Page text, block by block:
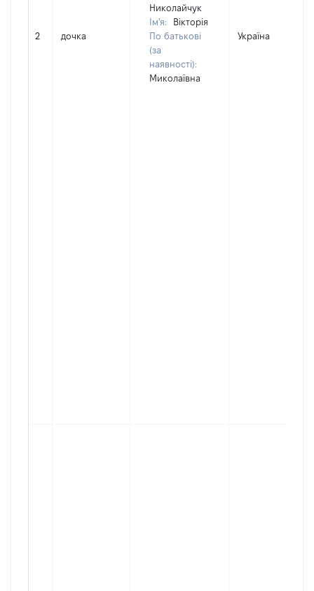
2 дочка
Николайчук
Ім'я:
Вікторія
По батькові
(за
наявності):
Миколаївна
Україна